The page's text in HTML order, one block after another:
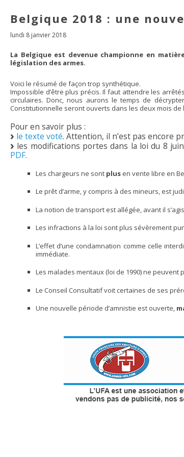
Belgique 2018 : une
lundi 8 janvier 2018
La Belgique est devenue championne en
législation des armes.
Voici le résumé de façon trop synthétique.
Impossible d’être plus précis. Il faut attendre les
circulaires. Donc, nous aurons le temps de
Constitutionnelle seront ouverts dans les deux mois
Pour en savoir plus :
le texte voté. Attention, il n’est pas encore
les modifications portes dans la loi du 8
PDF.
Les chargeurs ne sont plus en vente libre en
Le prêt d’arme, y compris à des mineurs, est
La notion de transport est allégée, avant il
Les infractions à la loi sont plus sévèrement
L’effet d’une condamnation comme celle
immédiate.
Les malades mentaux (loi de 1990) ne peuvent
Le Conseil Consultatif voit certaines de ses
Une nouvelle période d’amnistie est ouverte,